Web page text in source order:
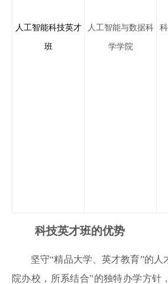
人工智能科技英才
班
人工智能与数据科
学学院
科技英才班的优势
坚守“精品大学、英才教育”的人
院办校，所系结合”的独特办学方针